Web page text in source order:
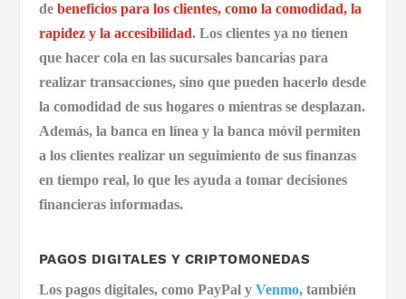
de beneficios para los clientes, como la comodidad, la
rapidez y la accesibilidad. Los clientes ya no tienen
que hacer cola en las sucursales bancarias para
realizar transacciones, sino que pueden hacerlo desde
la comodidad de sus hogares o mientras se desplazan.
Además, la banca en línea y la banca móvil permiten
a los clientes realizar un seguimiento de sus finanzas
en tiempo real, lo que les ayuda a tomar decisiones
financieras informadas.
PAGOS DIGITALES Y CRIPTOMONEDAS
Los pagos digitales, como PayPal y Venmo, también